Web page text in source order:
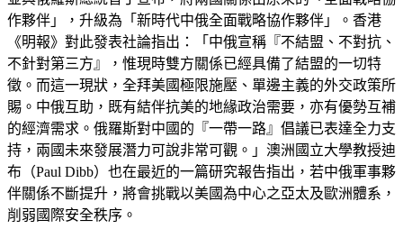
作夥伴」，升級為「新時代中俄全面戰略協作夥伴」。香港
《明報》對此發表社論指出：「中俄宣稱『不結盟、不對抗、
不針對第三方』，惟現時雙方關係已經具備了結盟的一切特
徵。而這一現狀，全拜美國極限施壓、單邊主義的外交政策所
賜。中俄互助，既有結伴抗美的地緣政治需要，亦有優勢互補
的經濟需求。俄羅斯對中國的『一帶一路』倡議已表達全力支
持，兩國未來發展潛力可說非常可觀。」澳洲國立大學教授迪
布（Paul Dibb）也在最近的一篇研究報告指出，若中俄軍事夥
伴關係不斷提升，將會挑戰以美國為中心之亞太及歐洲體系，
削弱國際安全秩序。